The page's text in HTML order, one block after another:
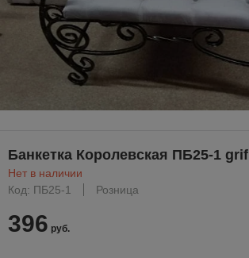
Банкетка Королевская ПБ25-1 grif
Нет в наличии
Код: ПБ25-1
Розница
396 руб.